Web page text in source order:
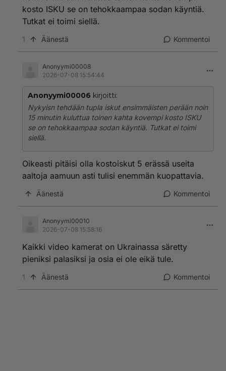
kosto ISKU se on tehokkaampaa sodan käyntiä.
Tutkat ei toimi siellä.
1 Äänestä Kommentoi
Anonyymi00008
2026-07-08 15:54:44
Anonyymi00006 kirjoitti:
Nykyisn tehdään tupla iskut ensimmäisten perään noin
15 minutin kuluttua toinen kahta kovempi kosto ISKU
se on tehokkaampaa sodan käyntiä. Tutkat ei toimi
siellä.
Oikeasti pitäisi olla kostoiskut 5 erässä useita
aaltoja aamuun asti tulisi enemmän kuopattavia.
Äänestä Kommentoi
Anonyymi00010
2026-07-08 15:58:16
Kaikki video kamerat on Ukrainassa säretty
pieniksi palasiksi ja osia ei ole eikä tule.
1 Äänestä Kommentoi